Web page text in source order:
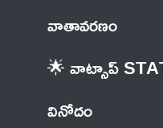
వాతావరణం
🌟 వాట్సాప్
వినోదం